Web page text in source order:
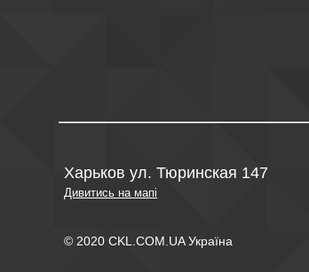
Харьков ул. Тюринская 147
Дивитись на мапі
© 2020 CKL.COM.UA Україна